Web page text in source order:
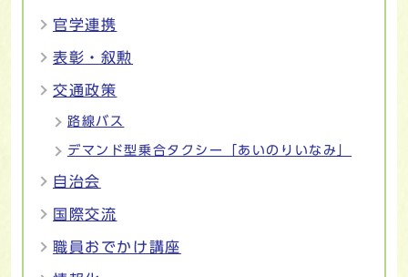
官学連携
表彰・叙勲
交通政策
路線バス
デマンド型乗合タクシー「あいのりいなみ」
自治会
国際交流
職員おでかけ講座